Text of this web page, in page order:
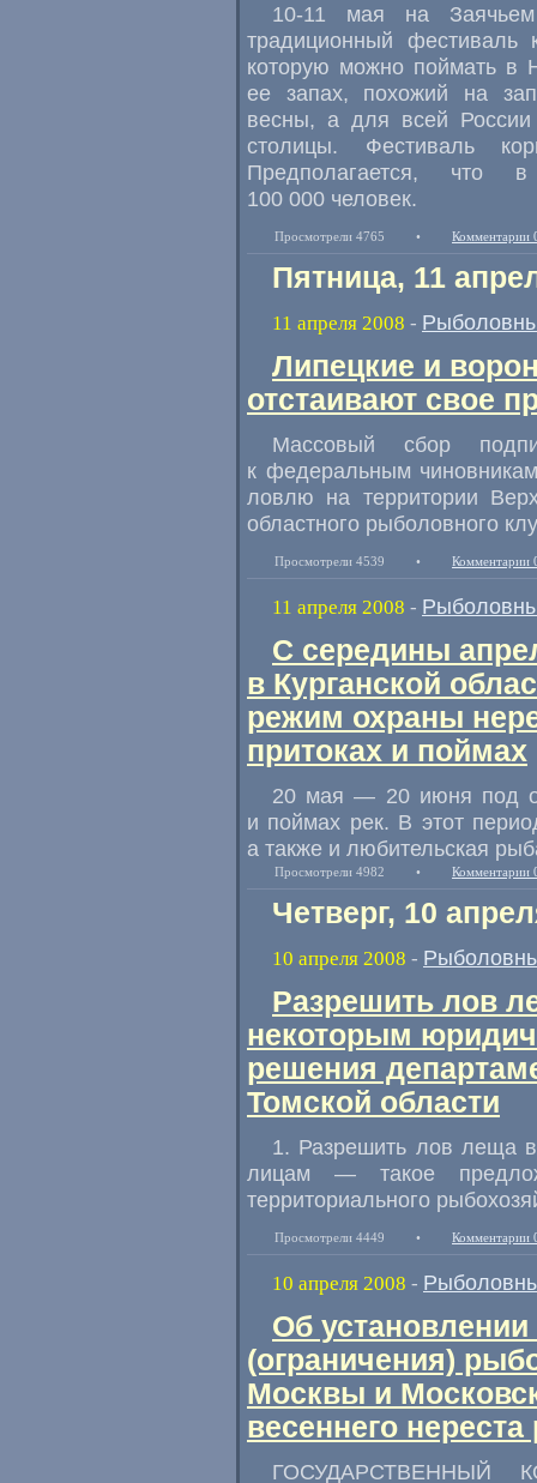
10-11 мая на Заячьем
традиционный
которую можно поймать в
ее запах, похожий на
весны, а для всей
столицы. Фестиваль
Предполагается, что
100 000 человек.
Просмотрели 4765 • Комментарии
Пятница, 11
11 апреля 2008 -
Липецкие и
отстаивают свое
Массовый сбор
к федеральным
ловлю на территории
областного рыболовного
Просмотрели 4539 • Комментарии
11 апреля 2008 -
С середины
в Курганской
режим охраны
притоках и поймах
20 мая — 20 июня под
и поймах рек. В этот
а также и любительская
Просмотрели 4982 • Комментарии
Четверг, 10
10 апреля 2008 -
Разрешить лов
некоторым
решения
Томской области
1. Разрешить лов леща
лицам — такое
территориального
Просмотрели 4449 • Комментарии
10 апреля 2008 -
Об установлении
(ограничения)
Москвы и
весеннего
ГОСУДАРСТВЕННЫЙ